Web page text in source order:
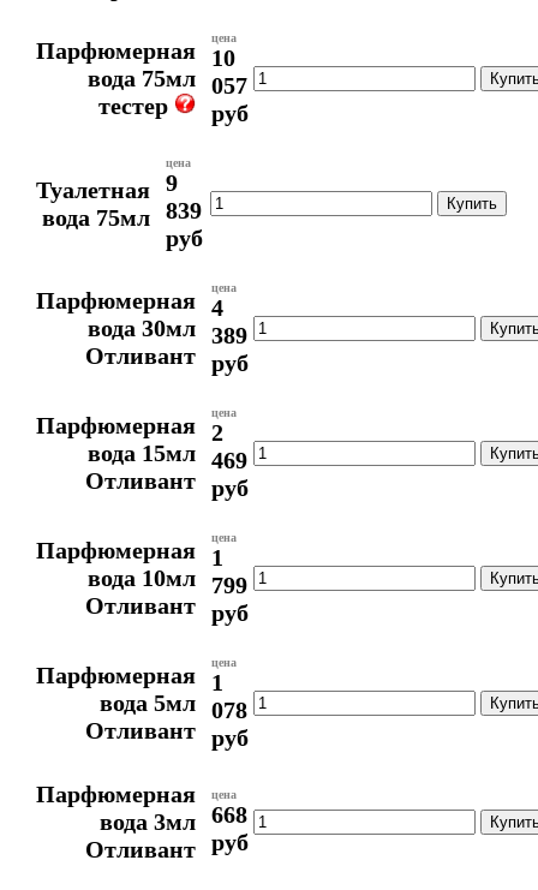
Парфюмерная
вода 75мл
тестер
цена
10
057
руб
Туалетная
вода 75мл
цена
9
839
руб
Парфюмерная
вода 30мл
Отливант
цена
4
389
руб
Парфюмерная
вода 15мл
Отливант
цена
2
469
руб
Парфюмерная
вода 10мл
Отливант
цена
1
799
руб
Парфюмерная
вода 5мл
Отливант
цена
1
078
руб
Парфюмерная
вода 3мл
Отливант
цена
668
руб